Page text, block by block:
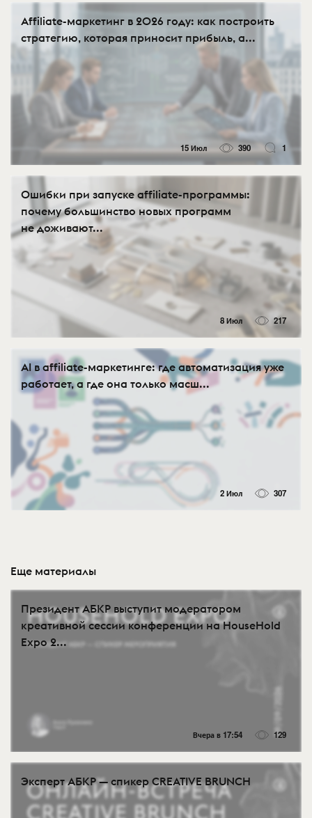
Affiliate-маркетинг в 2026 году: как построить
стратегию, которая приносит прибыль, а...
15 Июл 390 1
Ошибки при запуске affiliate-программы:
почему большинство новых программ
не доживают...
8 Июл 217
AI в affiliate-маркетинге: где автоматизация уже
работает, а где она только масш...
2 Июл 307
Еще материалы
Президент АБКР выступит модератором
креативной сессии конференции на HouseHold
Expo 2...
Вчера в 17:54 129
Эксперт АБКР — спикер CREATIVE BRUNCH